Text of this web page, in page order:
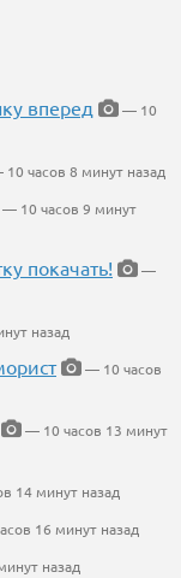
вперед
— 10
часов 8 минут назад
— 10 часов 9 минут
покачать!
—
назад
— 10 часов
— 10 часов 13 минут
14 минут назад
16 минут назад
назад